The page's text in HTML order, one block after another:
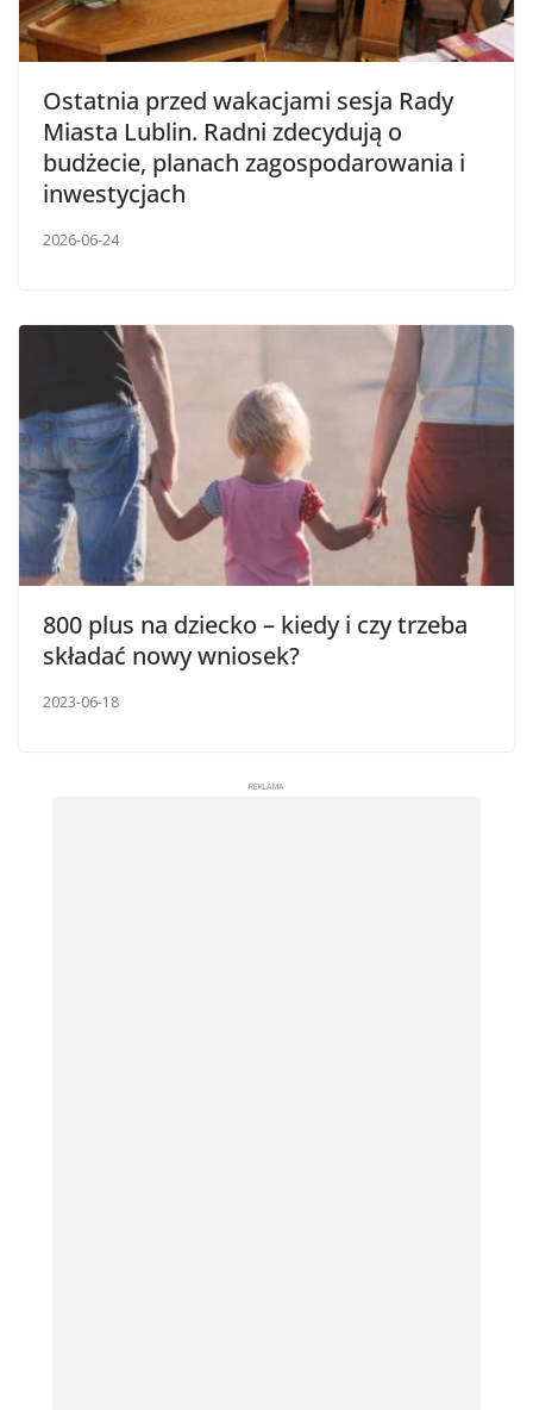
Ostatnia przed wakacjami sesja Rady
Miasta Lublin. Radni zdecydują o
budżecie, planach zagospodarowania i
inwestycjach
2026-06-24
800 plus na dziecko – kiedy i czy trzeba
składać nowy wniosek?
2023-06-18
REKLAMA